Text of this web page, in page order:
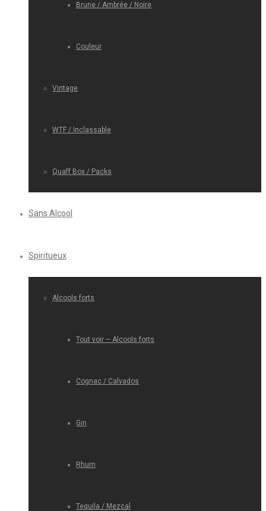
Brune / Ambrée / Noire
Couleur
Vintage
WTF / Inclassable
Quaff Box / Packs
Sans Alcool
Spiritueux
Alcools forts
Tout voir – Alcools forts
Cognac / Calvados
Gin
Rhum
Tequila / Mezcal